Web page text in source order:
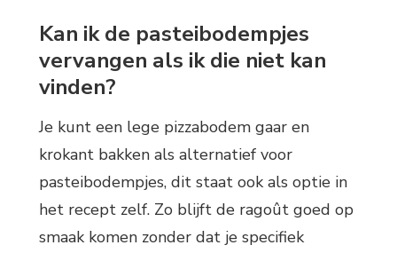
Kan ik de pasteibodempjes
vervangen als ik die niet kan
vinden?
Je kunt een lege pizzabodem gaar en
krokant bakken als alternatief voor
pasteibodempjes, dit staat ook als optie in
het recept zelf. Zo blijft de ragoût goed op
smaak komen zonder dat je specifiek